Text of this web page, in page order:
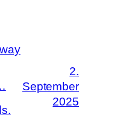
2.
September
2025